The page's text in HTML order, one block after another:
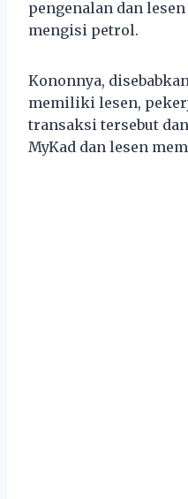
pengenalan dan
mengisi petrol.
Kononnya,
memiliki lesen,
transaksi tersebut
MyKad dan lesen